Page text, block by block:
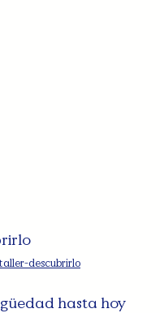
descubrirlo
hasta hoy